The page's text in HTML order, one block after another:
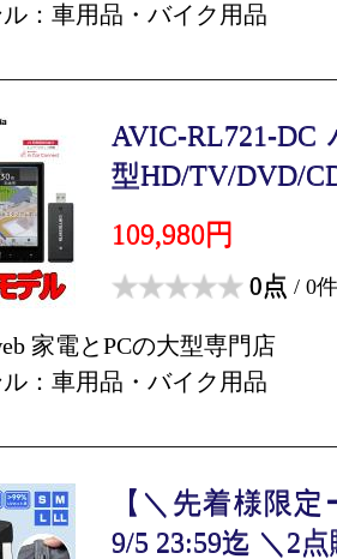
：車用品・バイク用品
AVIC-RL721-
型HD/TV/DVD/
109,980円
0点 / 0件
家電とPCの大型専門店
：車用品・バイク用品
【＼先着様限
9/5 23:59迄 ＼2